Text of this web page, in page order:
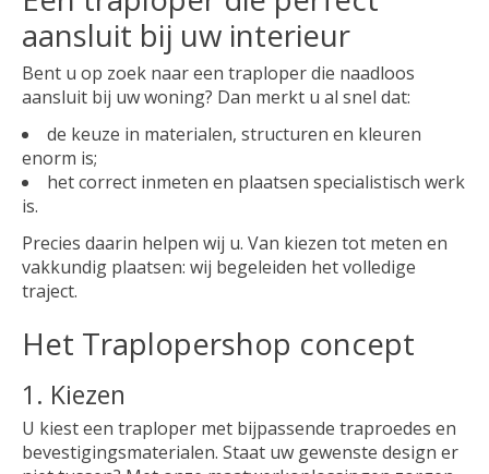
aansluit bij uw interieur
Bent u op zoek naar een traploper die naadloos
aansluit bij uw woning? Dan merkt u al snel dat:
de keuze in materialen, structuren en kleuren
enorm is;
het correct inmeten en plaatsen specialistisch werk
is.
Precies daarin helpen wij u. Van kiezen tot meten en
vakkundig plaatsen: wij begeleiden het volledige
traject.
Het Traplopershop concept
1. Kiezen
U kiest een traploper met bijpassende traproedes en
bevestigingsmaterialen. Staat uw gewenste design er